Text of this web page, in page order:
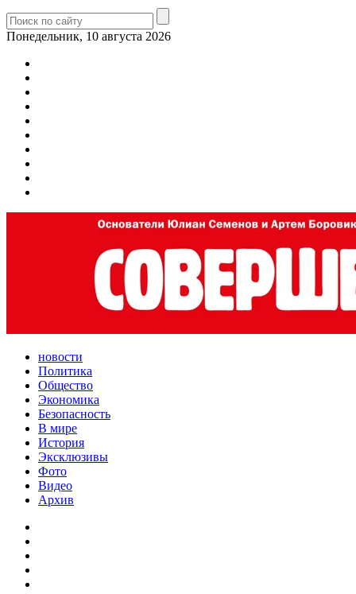
Понедельник, 10 августа 2026
новости
Политика
Общество
Экономика
Безопасность
В мире
История
Эксклюзивы
Фото
Видео
Архив